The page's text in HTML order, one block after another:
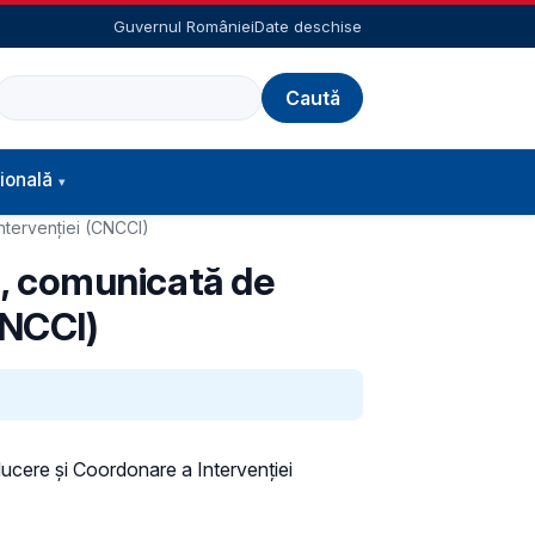
Guvernul RomânieiDate deschise
(CNCCI)
comunicată de
și Coordonare a Intervenției